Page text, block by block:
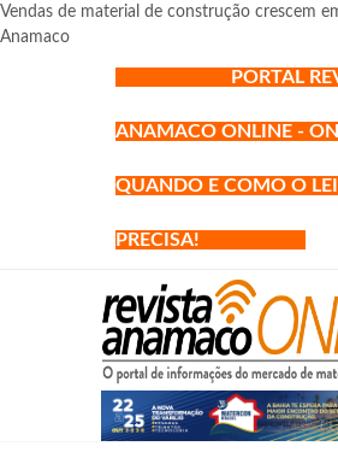
Vendas de material de construção crescem
Anamaco
PORTAL
ANAMACO ONLINE -
QUANDO E COMO O
PRECISA!